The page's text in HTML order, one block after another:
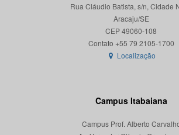
Rua Cláudio Batista, s/n, Cidade
Aracaju/SE
CEP 49060-108
Localização
Campus Itabaiana
Campus Prof. Alberto